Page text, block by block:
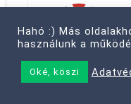
Ez nagyon
Hahó :) Más
használunk a
Oké, köszi